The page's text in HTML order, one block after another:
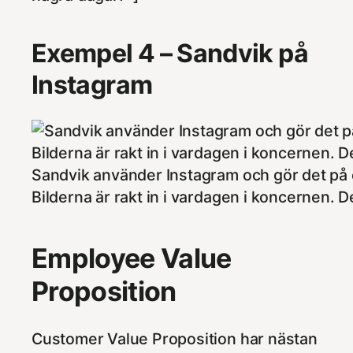
Exempel 4 – Sandvik på
Instagram
Sandvik använder Instagram och gör det
Bilderna är rakt in i vardagen i koncernen.
Employee Value
Proposition
Customer Value Proposition har nästan